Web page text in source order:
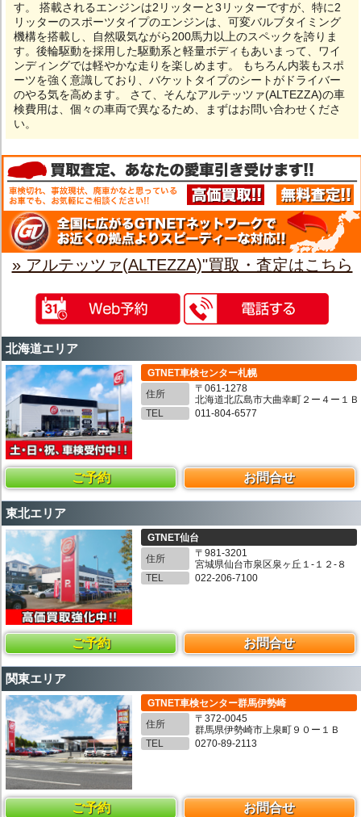
す。 搭載されるエンジンは2リッターと3リッターですが、特に2
リッターのスポーツタイプのエンジンは、可変バルブタイミング
機構を搭載し、自然吸気ながら200馬力以上のスペックを誇りま
す。後輪駆動を採用した駆動系と軽量ボディもあいまって、ワイ
ンディングでは軽やかな走りを楽しめます。 もちろん内装もスポ
ーツを強く意識しており、バケットタイプのシートがドライバー
のやる気を高めます。 さて、そんなアルテッツァ(ALTEZZA)の車
検費用は、個々の車両で異なるため、まずはお問い合わせくださ
い。
» アルテッツァ(ALTEZZA)"買取・査定はこちら
北海道エリア
GTNET車検センター札幌
住所
〒061-1278
北海道北広島市大曲幸町２ー４ー１Ｂ
TEL
011-804-6577
ご予約 お問合せ
東北エリア
GTNET仙台
住所
〒981-3201
宮城県仙台市泉区泉ヶ丘１-１２-８
TEL
022-206-7100
ご予約 お問合せ
関東エリア
GTNET車検センター群馬伊勢崎
住所
〒372-0045
群馬県伊勢崎市上泉町９０ー１Ｂ
TEL
0270-89-2113
ご予約 お問合せ